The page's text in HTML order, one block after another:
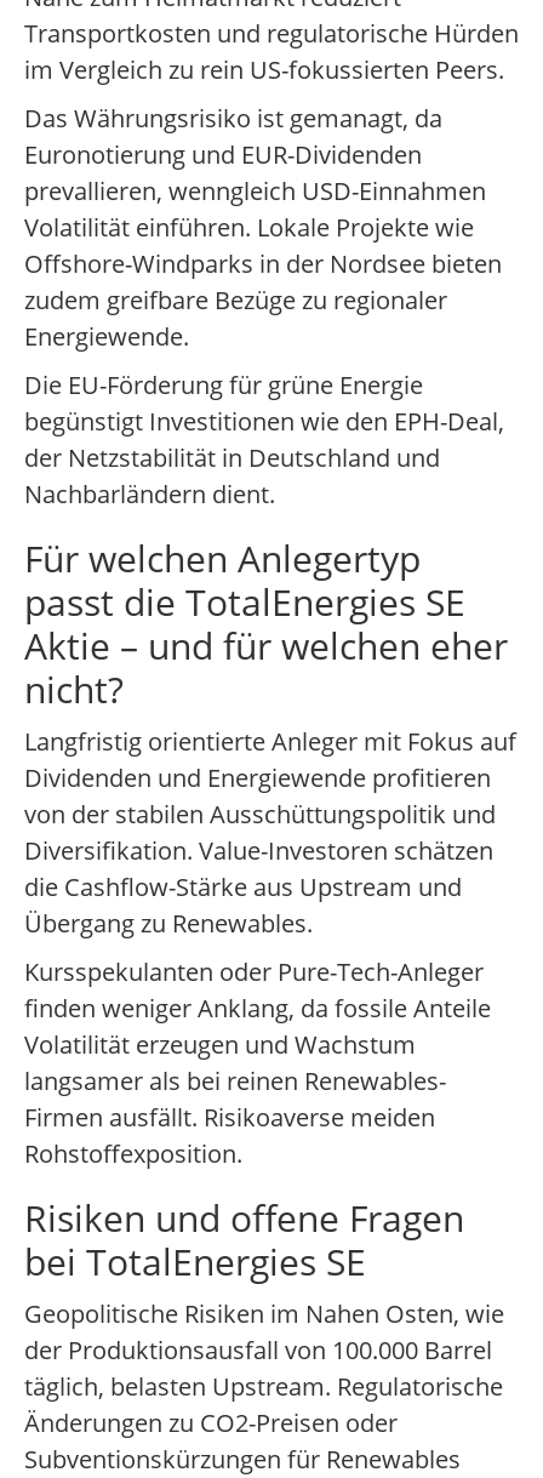
Transportkosten und regulatorische Hürden
im Vergleich zu rein US-fokussierten Peers.
Das Währungsrisiko ist gemanagt, da
Euronotierung und EUR-Dividenden
prevallieren, wenngleich USD-Einnahmen
Volatilität einführen. Lokale Projekte wie
Offshore-Windparks in der Nordsee bieten
zudem greifbare Bezüge zu regionaler
Energiewende.
Die EU-Förderung für grüne Energie
begünstigt Investitionen wie den EPH-Deal,
der Netzstabilität in Deutschland und
Nachbarländern dient.
Für welchen Anlegertyp
passt die TotalEnergies SE
Aktie – und für welchen eher
nicht?
Langfristig orientierte Anleger mit Fokus auf
Dividenden und Energiewende profitieren
von der stabilen Ausschüttungspolitik und
Diversifikation. Value-Investoren schätzen
die Cashflow-Stärke aus Upstream und
Übergang zu Renewables.
Kursspekulanten oder Pure-Tech-Anleger
finden weniger Anklang, da fossile Anteile
Volatilität erzeugen und Wachstum
langsamer als bei reinen Renewables-
Firmen ausfällt. Risikoaverse meiden
Rohstoffexposition.
Risiken und offene Fragen
bei TotalEnergies SE
Geopolitische Risiken im Nahen Osten, wie
der Produktionsausfall von 100.000 Barrel
täglich, belasten Upstream. Regulatorische
Änderungen zu CO2-Preisen oder
Subventionskürzungen für Renewables